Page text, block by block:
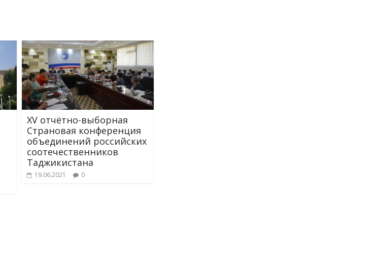
XV отчётно-выборная
Страновая конференция
объединений российских
соотечественников
Таджикистана
19.06.2021 0